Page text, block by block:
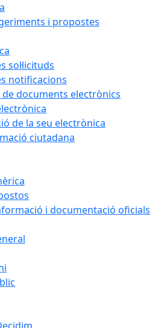
i propostes
sol·licituds
notificacions
de documents electrònics
de la seu electrònica
ciutadana
i documentació oficials